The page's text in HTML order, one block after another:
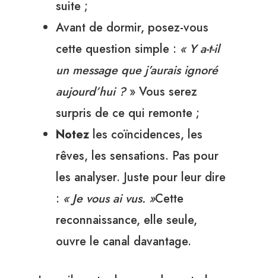
suite ;
Avant de dormir, posez-vous
cette question simple : « Y a-t-il
un message que j’aurais ignoré
aujourd’hui ?» Vous serez
surpris de ce qui remonte ;
Notez les coïncidences, les
rêves, les sensations. Pas pour
les analyser. Juste pour leur dire
: « Je vous ai vus. »Cette
reconnaissance, elle seule,
ouvre le canal davantage.